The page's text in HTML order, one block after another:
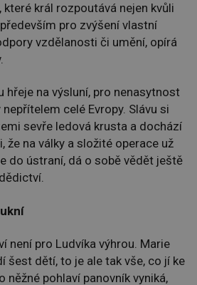
které král rozpoutává nejen kvůli
pro zvýšení vlastní
vzdělanosti či umění, opírá
hřeje na výsluní, pro nenasytnost
celé Evropy. Slávu si
sevře ledová krusta a dochází
že na války a složité operace už
do ústraní, dá o sobě vědět ještě
není pro Ludvíka výhrou. Marie
šest dětí, to je ale tak vše, co jí ke
něžné pohlaví panovník vyniká,